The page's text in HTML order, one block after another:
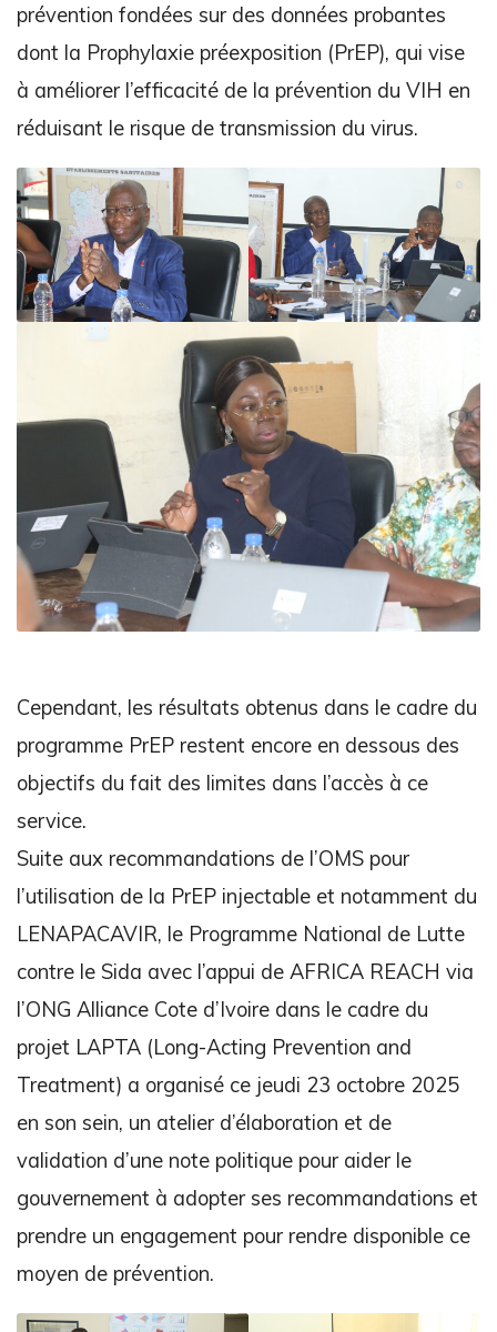
prévention fondées sur des données probantes
dont la Prophylaxie préexposition (PrEP), qui vise
à améliorer l’efficacité de la prévention du VIH en
réduisant le risque de transmission du virus.
Cependant, les résultats obtenus dans le cadre du
programme PrEP restent encore en dessous des
objectifs du fait des limites dans l’accès à ce
service.
Suite aux recommandations de l’OMS pour
l’utilisation de la PrEP injectable et notamment du
LENAPACAVIR, le Programme National de Lutte
contre le Sida avec l’appui de AFRICA REACH via
l’ONG Alliance Cote d’Ivoire dans le cadre du
projet LAPTA (Long-Acting Prevention and
Treatment) a organisé ce jeudi 23 octobre 2025
en son sein, un atelier d’élaboration et de
validation d’une note politique pour aider le
gouvernement à adopter ses recommandations et
prendre un engagement pour rendre disponible ce
moyen de prévention.